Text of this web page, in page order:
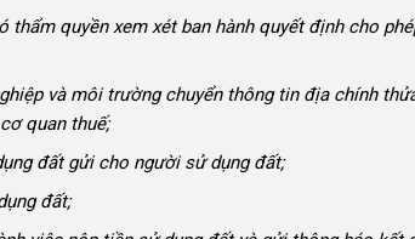
thẩm quyền xem xét ban hành quyết định cho
và môi trường chuyển thông tin địa chính
quan thuế;
đất gửi cho người sử dụng đất;
đất;